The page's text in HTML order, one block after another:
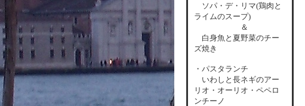
ソパ・デ・リマ(鶏肉と
ライムのスープ)
＆
白身魚と夏野菜のチー
ズ焼き
・パスタランチ
いわしと長ネギのアー
リオ・オーリオ・ペペロ
ンチーノ